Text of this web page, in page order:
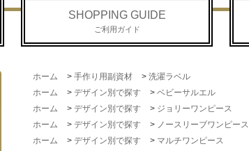
SHOPPING GUIDE
ご利用ガイド
ホーム > 手作り用副資材 > 洗濯ラベル
ホーム
> デザイン別で探す > ベビーサルエル
ホーム
> デザイン別で探す > ジョリーワンピース
ホーム
> デザイン別で探す > ノースリーブワンピース
ホーム
> デザイン別で探す > マルチワンピース